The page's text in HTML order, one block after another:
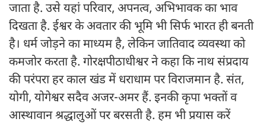
जाता है. उसे यहां परिवार, अपनत्व, अभिभावक का भाव
दिखता है. ईश्वर के अवतार की भूमि भी सिर्फ भारत ही बनती
है। धर्म जोड़ने का माध्यम है, लेकिन जातिवाद व्यवस्था को
कमजोर करता है. गोरक्षपीठाधीश्वर ने कहा कि नाथ संप्रदाय
की परंपरा हर काल खंड में धराधाम पर विराजमान है. संत,
योगी, योगेश्वर सदैव अजर-अमर हैं. इनकी कृपा भक्तों व
आस्थावान श्रद्धालुओं पर बरसती है. हम भी प्रयास करें